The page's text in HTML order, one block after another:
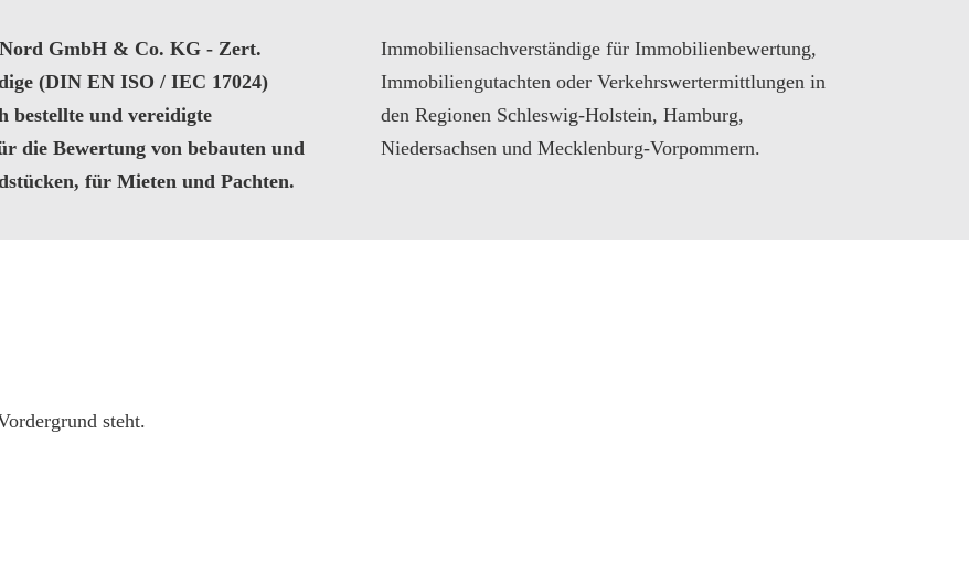
GmbH & Co. KG - Zert.
(DIN EN ISO / IEC 17024)
bestellte und vereidigte
die Bewertung von bebauten und
für Mieten und Pachten.
Immobiliensachverständige für Immobilienbewertung,
Immobiliengutachten oder Verkehrswertermittlungen in
den Regionen Schleswig-Holstein, Hamburg,
Niedersachsen und Mecklenburg-Vorpommern.
steht.